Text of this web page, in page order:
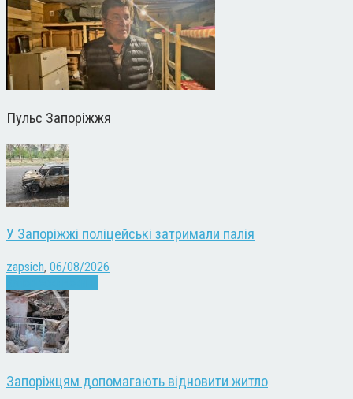
Пульс Запоріжжя
У Запоріжжі поліцейські затримали палія
zapsich, 06/08/2026
Запоріжцям допомагають відновити житло